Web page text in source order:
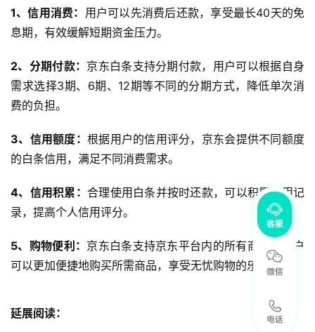
1、信用消费： 用户可以先消费后还款，享受最长40天的免
息期，有效缓解短期资金压力。
2、分期付款： 京东白条支持分期付款，用户可以根据自身
需求选择3期、6期、12期等不同的分期方式，降低单次消
费的负担。
3、信用额度： 根据用户的信用评分，京东会提供不同额度
的白条信用，满足不同消费需求。
4、信用积累： 合理使用白条并按时还款，可以积累信用记
录，提高个人信用评分。
5、购物便利： 京东白条支持京东平台内的所有商品，用户
可以更加便捷地购买所需商品，享受无忧购物的乐趣。
延展阅读：